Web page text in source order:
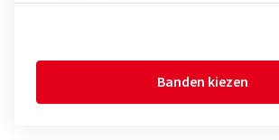
Banden kiezen